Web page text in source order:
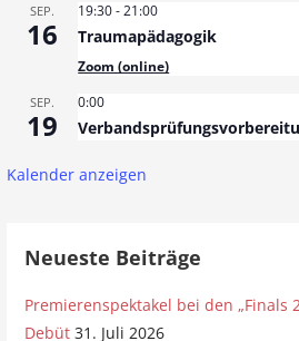
SEP.
16
19:30-21:00
Traumapädagogik
Zoom (online)
SEP.
19
0:00
Kalender anzeigen
Neueste Beiträge
Premierenspektakel bei den „Finals
Debüt 31. Juli 2026